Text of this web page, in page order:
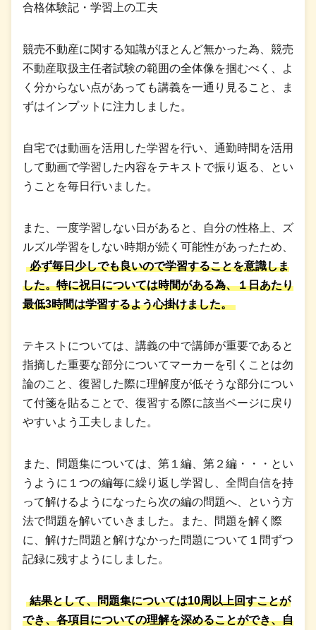
合格体験記・学習上の工夫
競売不動産に関する知識がほとんど無かった為、競売
不動産取扱主任者試験の範囲の全体像を掴むべく、よ
く分からない点があっても講義を一通り見ること、ま
ずはインプットに注力しました。
自宅では動画を活用した学習を行い、通勤時間を活用
して動画で学習した内容をテキストで振り返る、とい
うことを毎日行いました。
また、一度学習しない日があると、自分の性格上、ズ
ルズル学習をしない時期が続く可能性があったため、
必ず毎日少しでも良いので学習することを意識しま
した。特に祝日については時間がある為、１日あたり
最低3時間は学習するよう心掛けました。
テキストについては、講義の中で講師が重要であると
指摘した重要な部分についてマーカーを引くことは勿
論のこと、復習した際に理解度が低そうな部分につい
て付箋を貼ることで、復習する際に該当ページに戻り
やすいよう工夫しました。
また、問題集については、第１編、第２編・・・とい
うように１つの編毎に繰り返し学習し、全問自信を持
って解けるようになったら次の編の問題へ、という方
法で問題を解いていきました。また、問題を解く際
に、解けた問題と解けなかった問題について１問ずつ
記録に残すようにしました。
結果として、問題集については10周以上回すことが
でき、各項目についての理解を深めることができ、自